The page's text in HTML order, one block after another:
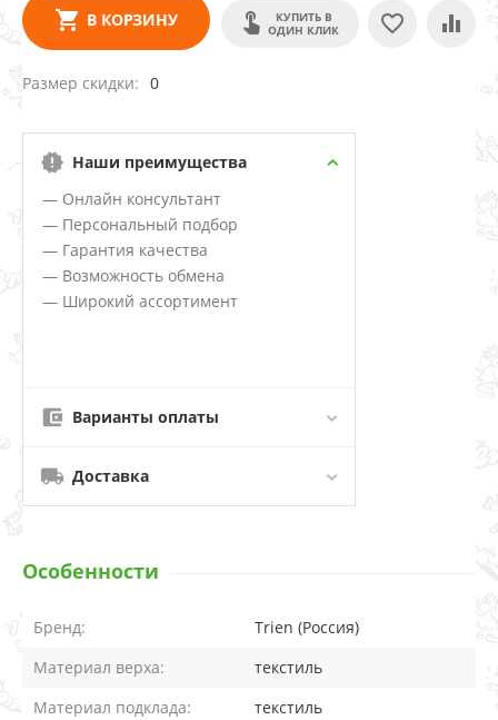
В КОРЗИНУ
КУПИТЬ В
ОДИН КЛИК
Размер скидки 0
Наши преимущества
— Онлайн консультант
— Персональный подбор
— Гарантия качества
— Возможность обмена
— Широкий ассортимент
Варианты оплаты
Доставка
Особенности
Бренд:
Trien (Россия)
Материал верха:
текстиль
Материал подклада:
текстиль